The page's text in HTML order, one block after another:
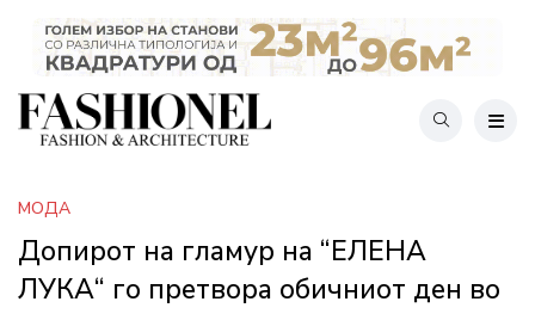
МОДА
Допирот на гламур на “ЕЛЕНА
ЛУКА“ го претвора обичниот ден во